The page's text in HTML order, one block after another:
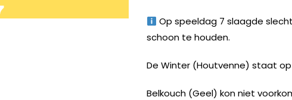
Op speeldag 7 slaagde
schoon te houden.
De Winter (Houtvenne) staat
Belkouch (Geel) kon niet